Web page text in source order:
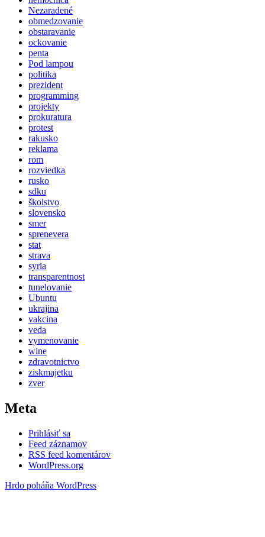
Nezaradené
obmedzovanie
obstaravanie
ockovanie
penta
Pod lampou
politika
prezident
programming
projekty
prokuratura
protest
rakusko
reklama
rom
rozviedka
rusko
sdku
školstvo
slovensko
smer
sprenevera
stat
strava
syria
transparentnost
tunelovanie
Ubuntu
ukrajina
vakcina
veda
vymenovanie
wine
zdravotnictvo
ziskmajetku
zver
Meta
Prihlásiť sa
Feed záznamov
RSS feed komentárov
WordPress.org
Hrdo poháňa WordPress